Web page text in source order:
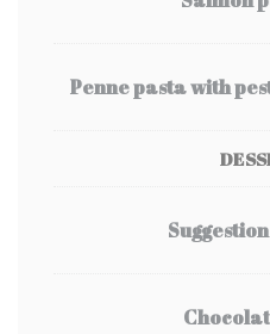
Penne pasta with